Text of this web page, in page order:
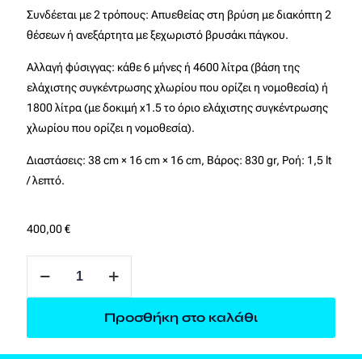
Συνδέεται με 2 τρόπους: Απυεθείας στη βρύση με διακόπτη 2
θέσεων ή ανεξάρτητα με ξεχωριστό βρυσάκι πάγκου.
Αλλαγή φύσιγγας: κάθε 6 μήνες ή 4600 λίτρα (βάση της
ελάχιστης συγκέντρωσης χλωρίου που ορίζει η νομοθεσία) ή
1800 λίτρα (με δοκιμή x1.5 το όριο ελάχιστης συγκέντρωσης
χλωρίου που ορίζει η νομοθεσία).
Διαστάσεις: 38 cm × 16 cm × 16 cm, Βάρος: 830 gr, Ροή: 1,5 lt
/ λεπτό.
400,00€
Προσθήκη στο καλάθι